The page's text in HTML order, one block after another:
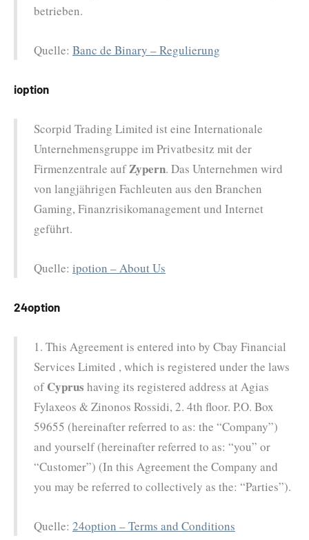
betrieben.
Quelle: Banc de Binary – Regulierung
ioption
Scorpid Trading Limited ist eine Internationale
Unternehmensgruppe im Privatbesitz mit der
Firmenzentrale aufZypern. Das Unternehmen wird
von langjährigen Fachleuten aus den Branchen
Gaming, Finanzrisikomanagement und Internet
geführt.
Quelle: ipotion – About Us
24option
1. This Agreement is entered into by Cbay Financial
Services Limited , which is registered under the laws
ofCyprus having its registered address at Agias
Fylaxeos & Zinonos Rossidi, 2. 4th floor. P.O. Box
59655 (hereinafter referred to as: the “Company”)
and yourself (hereinafter referred to as: “you” or
“Customer”) (In this Agreement the Company and
you may be referred to collectively as the: “Parties”).
Quelle: 24option – Terms and Conditions